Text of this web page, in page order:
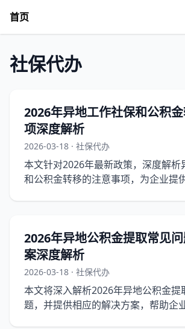
首页
社保代办
2026年异地工作社保和公积
项深度解析
2026-03-18 · 社保代办
本文针对2026年最新政策，深度解析
和公积金转移的注意事项，为企业提
2026年异地公积金提取常见
案深度解析
2026-03-18 · 社保代办
本文将深入解析2026年异地公积金提
题，并提供相应的解决方案，帮助企